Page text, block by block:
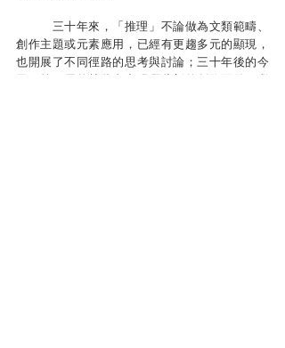
創作主題或元素應用，已經有更趨多元的顯現，
也開展了不同徑路的思考與討論；三十年後的今
天，第五屆的林獎會出現哪些新的創作面貌？繼